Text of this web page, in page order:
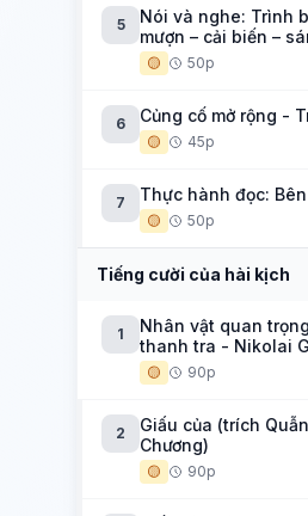
5
Nói và nghe: Trình
mượn – cải biến –
🟡 50p
6 Củng cố mở rộng -
🟡 45p
7 Thực hành đọc:
🟡 50p
Tiếng cười của hài kịch
1
Nhân vật quan
thanh tra - Nikolai
🟡 90p
2
Giấu của (trích
Chương)
🟡 90p